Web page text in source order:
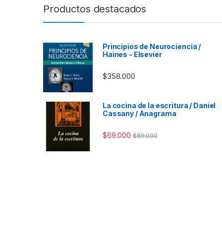
Productos destacados
Principios de Neurociencia /
Haines - Elsevier
$358.000
La cocina de la escritura / Daniel
Cassany / Anagrama
$69.000 $89.000